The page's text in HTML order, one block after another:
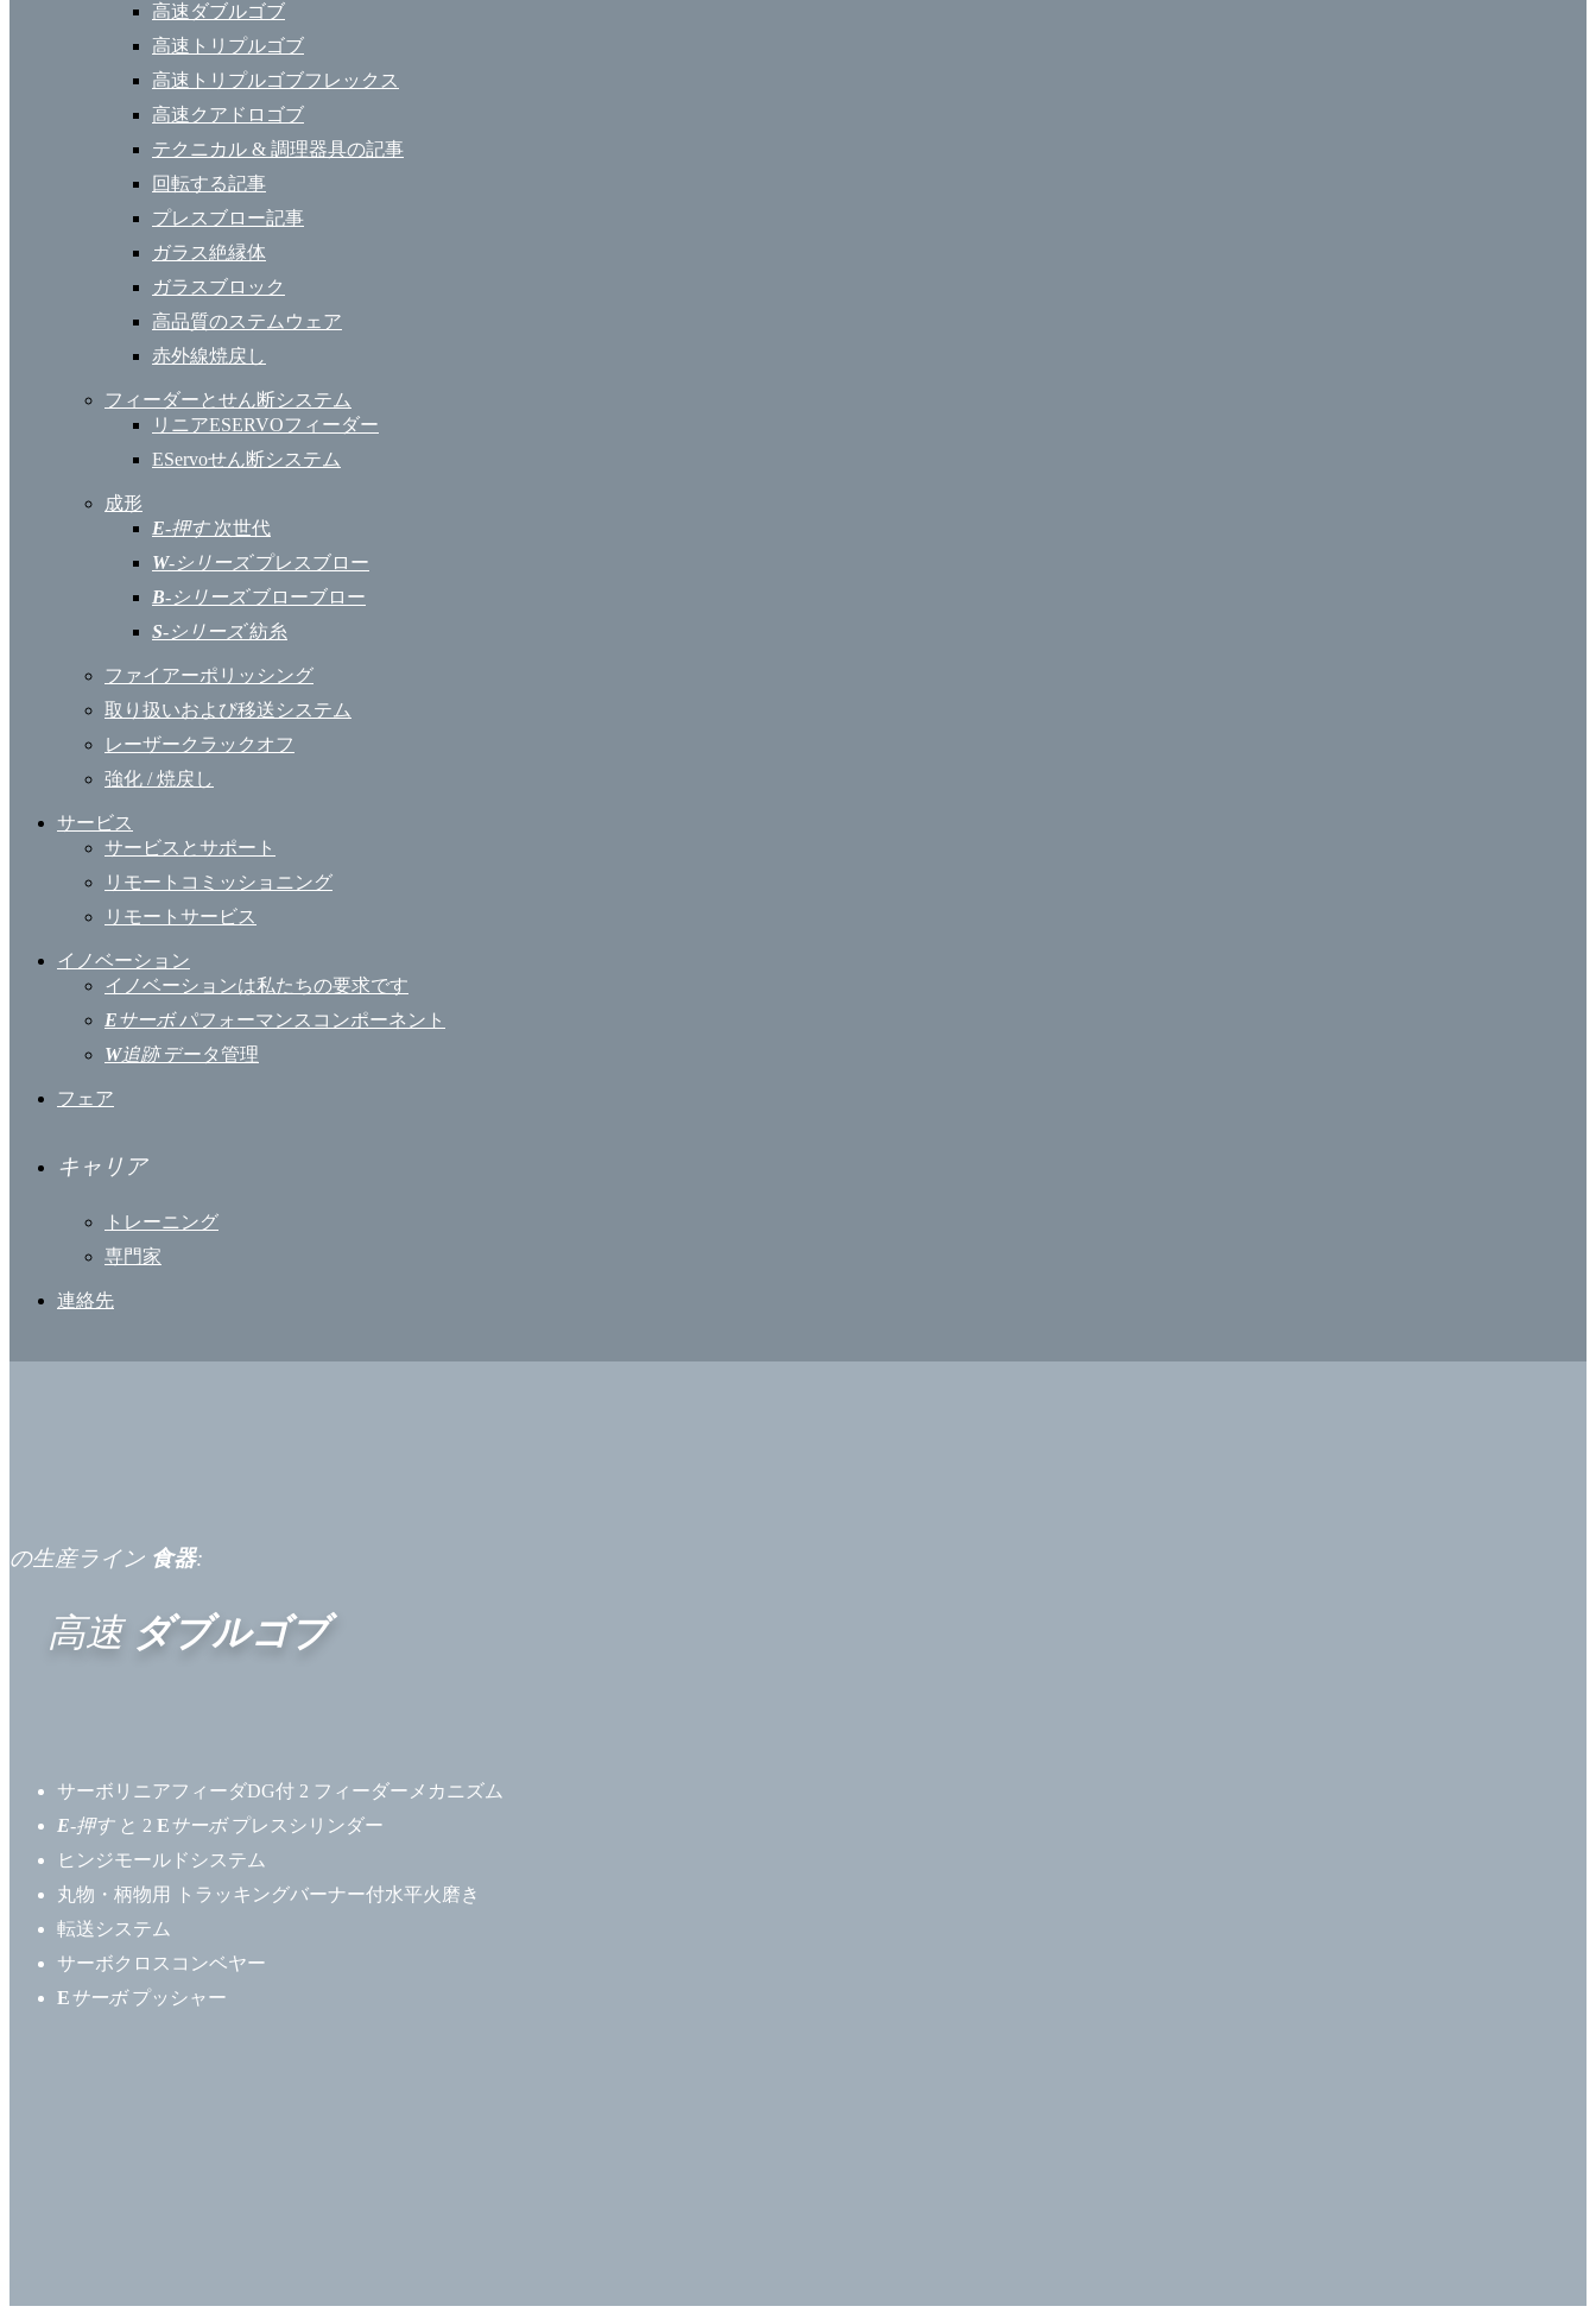
高速ダブルゴブ
高速トリプルゴブ
高速トリプルゴブフレックス
高速クアドロゴブ
テクニカル & 調理器具の記事
回転する記事
プレスブロー記事
ガラス絶縁体
ガラスブロック
高品質のステムウェア
赤外線焼戻し
フィーダーとせん断システム
リニアESERVOフィーダー
EServoせん断システム
成形
E-押す次世代
W-シリーズプレスブロー
B-シリーズブローブロー
S-シリーズ紡糸
ファイアーポリッシング
取り扱いおよび移送システム
レーザークラックオフ
強化 / 焼戻し
サービス
サービスとサポート
リモートコミッショニング
リモートサービス
イノベーション
イノベーションは私たちの要求です
Eサーボパフォーマンスコンポーネント
W追跡データ管理
フェア
キャリア
トレーニング
専門家
連絡先
の生産ライン 食器:
高速 ダブルゴブ
サーボリニアフィーダDG付 2 フィーダーメカニズム
E-押すと 2 Eサーボプレスシリンダー
ヒンジモールドシステム
丸物・柄物用 トラッキングバーナー付水平火磨き
転送システム
サーボクロスコンベヤー
Eサーボプッシャー